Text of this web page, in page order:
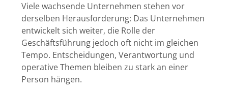
Viele wachsende Unternehmen stehen vor
derselben Herausforderung: Das Unternehmen
entwickelt sich weiter, die Rolle der
Geschäftsführung jedoch oft nicht im gleichen
Tempo. Entscheidungen, Verantwortung und
operative Themen bleiben zu stark an einer
Person hängen.